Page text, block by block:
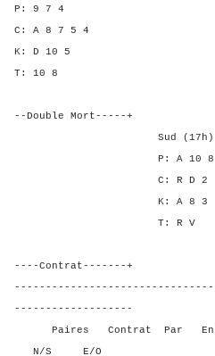
P: 9 7 4
C: A 8 7
K: D
T: 10 8
--Double Mort-----+
Sud
P: A 10 8 5
C: R D 2 |
K: A 8 3
T: R V |
----Contrat-------+
-------------------
Paires Contrat Par
N/S E/O